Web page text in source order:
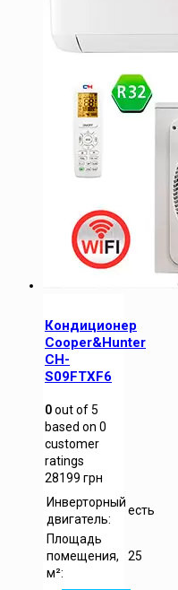
Кондиционер
Cooper&Hunter
CH-
S09FTXF6
0out of5
based on 0
customer
ratings
28199 грн
Инверторный
двигатель:
есть
Площадь
помещения,
м²:
25